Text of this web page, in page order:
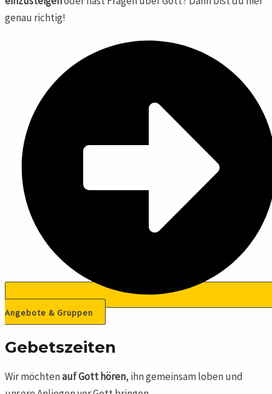
genau richtig!
Angebote & Gruppen
Gebetszeiten
Wir möchtenauf Gott hören, ihn gemeinsam loben und